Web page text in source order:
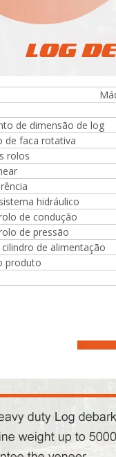
de cola para
rolos de placa de
de dimensão de log
de faca rotativa
rolos
hidráulico
de condução
de pressão
de alimentação
produto